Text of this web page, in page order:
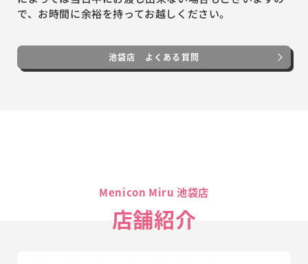
で、お時間に余裕を持ってお越しください。
池袋店 よくある質問
Menicon Miru 池袋店
店舗紹介